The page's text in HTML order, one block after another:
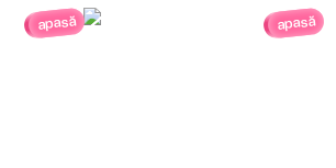
apasă apasă